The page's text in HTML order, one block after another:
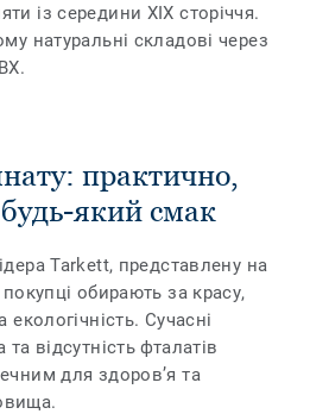
із середини XIX сторіччя.
натуральні складові через
практично,
який смак
Tarkett, представлену на
обирають за красу,
екологічність. Сучасні
відсутність фталатів
для здоров’я та